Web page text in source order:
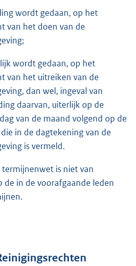
wordt gedaan, op het
van het doen van de
wordt gedaan, op het
van het uitreiken van de
dan wel, ingeval van
daarvan, uiterlijk op de
van de maand volgend op de
in de dagtekening van de
is vermeld.
termijnenwet is niet van
de in de voorafgaande leden